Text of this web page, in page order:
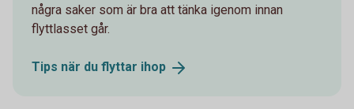
några saker som är bra att tänka igenom innan
flyttlasset går.
Tips när du flyttar ihop